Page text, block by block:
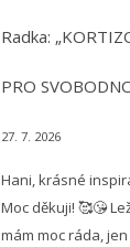
Radka:
PRO
27. 7. 2026
Hani, krásné
Moc děkuji! 🥰😘
mám moc ráda,